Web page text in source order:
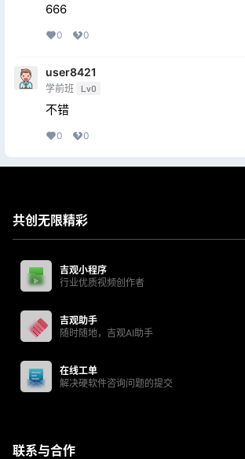
666
0 0
user8421
学前班 Lv0
不错
0 0
共创无限精彩
吉观小程序
行业优质视频创作者
吉观助手
随时随地，吉观AI助手
在线工单
解决硬软件咨询问题的提交
联系与合作